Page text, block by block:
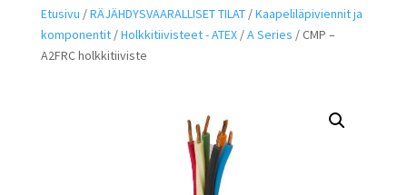
Etusivu /RÄJÄHDYSVAARALLISET TILAT/Kaapeliläpiviennit ja
komponentit/Holkkitiivisteet - ATEX/A Series / CMP –
A2FRC holkkitiiviste